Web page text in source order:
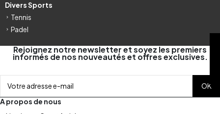
Divers Sports
Tennis
Padel
Rejoignez notre newsletter et soyez les premiers
informés de nos nouveautés et offres exclusives.
A propos de nous